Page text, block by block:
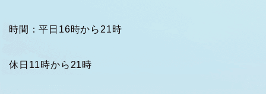
時間：平日16時から21時
休日11時から21時